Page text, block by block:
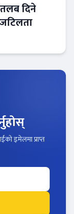
दिने
इमेलमा प्राप्त